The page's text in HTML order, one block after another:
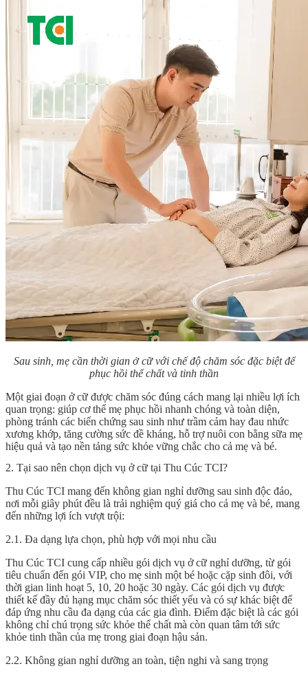
Sau sinh, mẹ cần thời gian ở cữ với chế độ chăm sóc đặc biệt để
phục hồi thể chất và tinh thần
Một giai đoạn ở cữ được chăm sóc đúng cách mang lại nhiều lợi ích
quan trọng: giúp cơ thể mẹ phục hồi nhanh chóng và toàn diện,
phòng tránh các biến chứng sau sinh như trầm cảm hay đau nhức
xương khớp, tăng cường sức đề kháng, hỗ trợ nuôi con bằng sữa mẹ
hiệu quả và tạo nền tảng sức khỏe vững chắc cho cả mẹ và bé.
2. Tại sao nên chọn dịch vụ ở cữ tại Thu Cúc TCI?
Thu Cúc TCI mang đến không gian nghỉ dưỡng sau sinh độc đáo,
nơi mỗi giây phút đều là trải nghiệm quý giá cho cả mẹ và bé, mang
đến những lợi ích vượt trội:
2.1. Đa dạng lựa chọn, phù hợp với mọi nhu cầu
Thu Cúc TCI cung cấp nhiều gói dịch vụ ở cữ nghỉ dưỡng, từ gói
tiêu chuẩn đến gói VIP, cho mẹ sinh một bé hoặc cặp sinh đôi, với
thời gian linh hoạt 5, 10, 20 hoặc 30 ngày. Các gói dịch vụ được
thiết kế đầy đủ hạng mục chăm sóc thiết yếu và có sự khác biệt để
đáp ứng nhu cầu đa dạng của các gia đình. Điểm đặc biệt là các gói
không chỉ chú trọng sức khỏe thể chất mà còn quan tâm tới sức
khỏe tinh thần của mẹ trong giai đoạn hậu sản.
2.2. Không gian nghỉ dưỡng an toàn, tiện nghi và sang trọng